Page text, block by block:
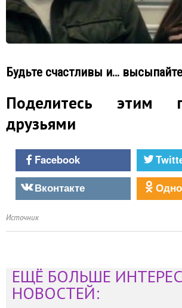
Будьте счастливы и…
Поделитесь этим
друзьями
Facebook
Вконтакте
Источник
ЕЩЁ БОЛЬШЕ
НОВОСТЕЙ: